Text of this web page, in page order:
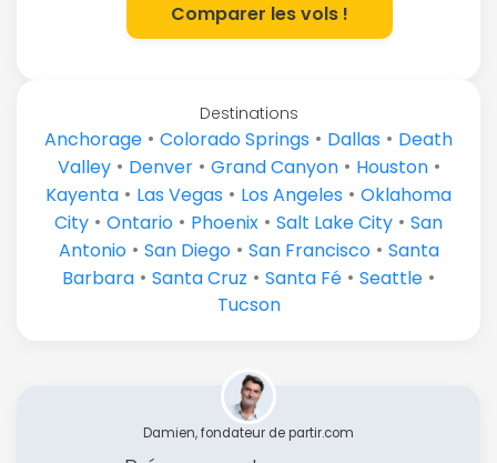
Comparer les vols !
Destinations
Anchorage • Colorado Springs • Dallas • Death
Valley• Denver• Grand Canyon• Houston•
Kayenta • Las Vegas • Los Angeles • Oklahoma
City • Ontario • Phoenix • Salt Lake City • San
Antonio• San Diego• San Francisco• Santa
Barbara • Santa Cruz • Santa Fé • Seattle •
Tucson
Damien, fondateur de partir.com